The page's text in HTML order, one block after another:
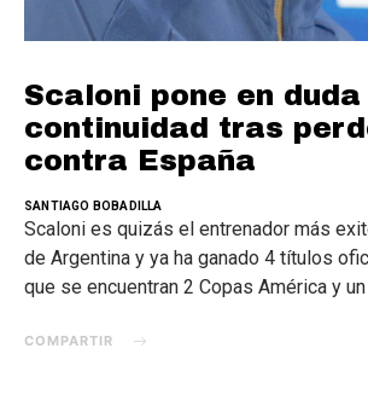
Scaloni pone en duda
continuidad tras
contra España
SANTIAGO BOBADILLA
Scaloni es quizás el entrenador más
de Argentina y ya ha ganado 4 títulos
que se encuentran 2 Copas América y
COMPARTIR